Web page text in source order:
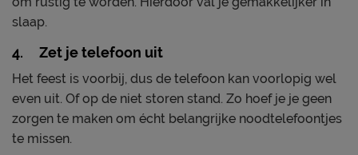
slaap.
4. Zet je telefoon uit
Het feest is voorbij, dus de telefoon kan voorlopig wel
even uit. Of op de niet storen stand. Zo hoef je je geen
zorgen te maken om écht belangrijke noodtelefoontjes
te missen.